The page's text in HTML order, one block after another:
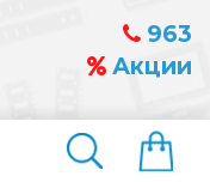
963
Акции
Найти